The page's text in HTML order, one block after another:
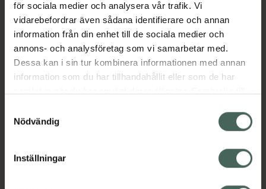
för sociala medier och analysera vår trafik. Vi
vidarebefordrar även sådana identifierare och annan
information från din enhet till de sociala medier och
annons- och analysföretag som vi samarbetar med.
Dessa kan i sin tur kombinera informationen med annan
information som du har tillhandahållit eller som de har
återkalla ditt samtycke via webbplatsens
cookieinställningar. Ett återkallat samtycke påverkar inte
lagligheten av behandling som skett innan återkallelsen.
Nödvändig
Inställningar
Läs alltid bipacksedeln innan
användning.
EAN:17331009003939
Visa